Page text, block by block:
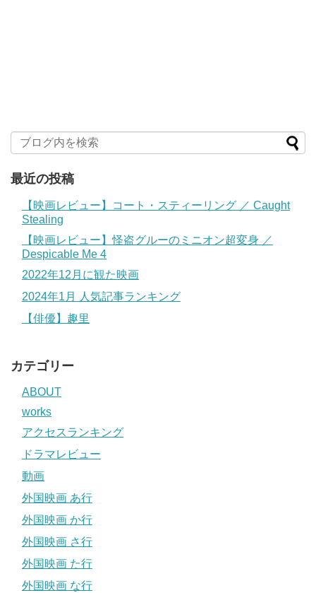
最近の投稿
【映画レビュー】コート・スティーリング ／ Caught
Stealing
【映画レビュー】怪盗グルーのミニオン超変身 ／
Despicable Me 4
2022年12月に観た映画
2024年1月 人気記事ランキング
【俳優】趣里
カテゴリー
ABOUT
works
アクセスランキング
ドラマレビュー
動画
外国映画 あ行
外国映画 か行
外国映画 さ行
外国映画 た行
外国映画 な行